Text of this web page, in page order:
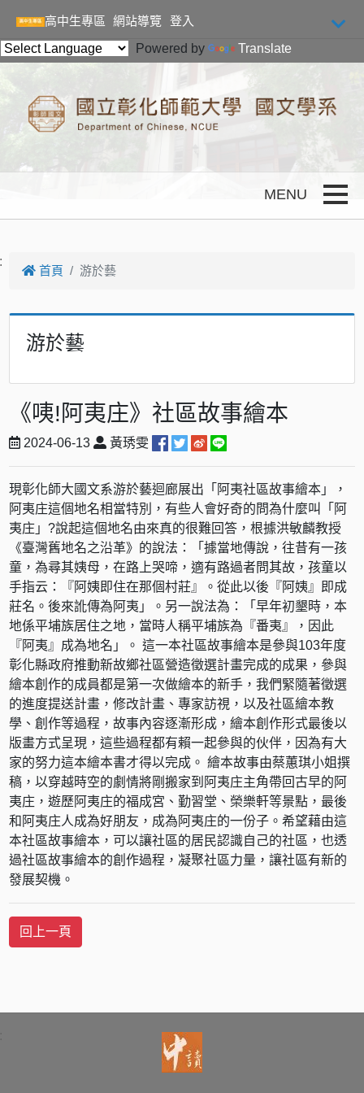
高中生專區
網站導覽
登入
Powered by
Translate
首頁 游於藝
游於藝
《咦!阿夷庄》社區故事繪本
2024-06-13 黃琇雯
現彰化師大國文系游於藝迴廊展出「阿夷社區故事繪本」，
阿夷庄這個地名相當特別，有些人會好奇的問為什麼叫「阿
夷庄」?說起這個地名由來真的很難回答，根據洪敏麟教授
《臺灣舊地名之沿革》的說法：「據當地傳說，往昔有一孩
童，為尋其姨母，在路上哭啼，適有路過者問其故，孩童以
手指云：『阿姨即住在那個村莊』。從此以後『阿姨』即成
莊名。後來訛傳為阿夷」。另一說法為：「早年初墾時，本
地係平埔族居住之地，當時人稱平埔族為『番夷』，因此
『阿夷』成為地名」。 這一本社區故事繪本是參與103年度
彰化縣政府推動新故鄉社區營造徵選計畫完成的成果，參與
繪本創作的成員都是第一次做繪本的新手，我們緊隨著徵選
的進度提送計畫，修改計畫、專家訪視，以及社區繪本教
學、創作等過程，故事內容逐漸形成，繪本創作形式最後以
版畫方式呈現，這些過程都有賴一起參與的伙伴，因為有大
家的努力這本繪本書才得以完成。 繪本故事由蔡蕙琪小姐撰
稿，以穿越時空的劇情將剛搬家到阿夷庄主角帶回古早的阿
夷庄，遊歷阿夷庄的福成宮、勤習堂、榮樂軒等景點，最後
和阿夷庄人成為好朋友，成為阿夷庄的一份子。希望藉由這
本社區故事繪本，可以讓社區的居民認識自己的社區，也透
過社區故事繪本的創作過程，凝聚社區力量，讓社區有新的
發展契機。